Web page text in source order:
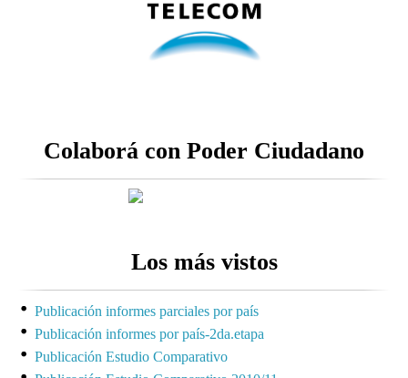
Colaborá con Poder Ciudadano
Los más vistos
Publicación informes parciales por país
Publicación informes por país-2da.etapa
Publicación Estudio Comparativo